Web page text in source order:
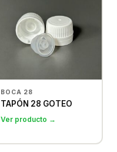
BOCA 28
TAPÓN 28 GOTEO
Ver producto →